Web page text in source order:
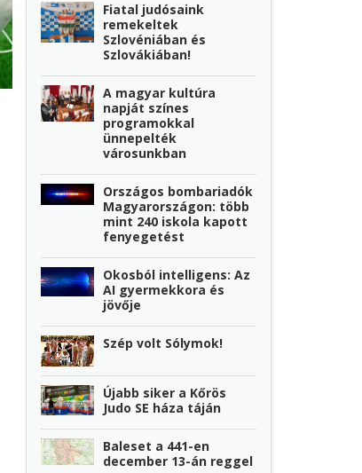
Fiatal judósaink
remekeltek
Szlovéniában és
Szlovákiában!
A magyar kultúra
napját színes
programokkal
ünnepelték
városunkban
Országos bombariadók
Magyarországon: több
mint 240 iskola kapott
fenyegetést
Okosból intelligens: Az
AI gyermekkora és
jövője
Szép volt Sólymok!
Újabb siker a Kőrös
Judo SE háza táján
Baleset a 441-en
december 13-án reggel